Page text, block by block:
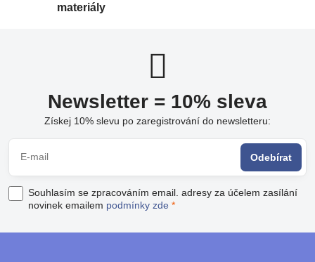
materiály
Newsletter = 10% sleva
Získej 10% slevu po zaregistrování do newsletteru:
Odebírat
Souhlasím se zpracováním email. adresy za účelem zasílání
novinek emailem podmínky zde *